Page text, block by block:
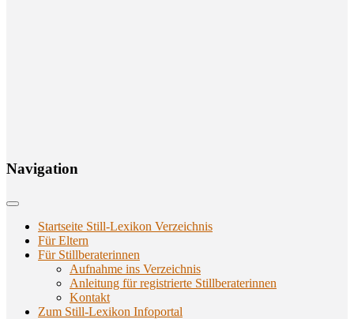
Navi­ga­ti­on
Startseite Still-Lexikon Verzeichnis
Für Eltern
Für Stillberaterinnen
Aufnahme ins Verzeichnis
Anlei­tung für regis­trier­te Stillberaterinnen
Kon­takt
Zum Still-Lexikon Infoportal